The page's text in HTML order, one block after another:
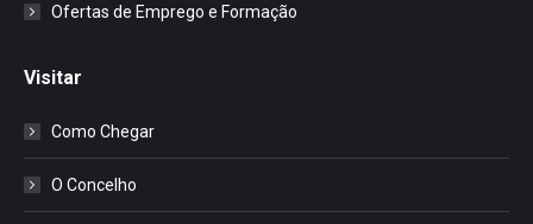
Ofertas de Emprego e Formação
Visitar
Como Chegar
O Concelho